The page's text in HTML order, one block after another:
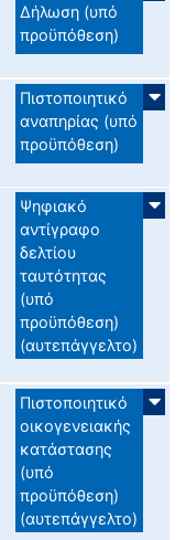
Δήλωση (υπό
προϋπόθεση)
Πιστοποιητικό
αναπηρίας (υπό
προϋπόθεση)
Ψηφιακό
αντίγραφο
δελτίου
ταυτότητας
(υπό
προϋπόθεση)
(αυτεπάγγελτο)
Πιστοποιητικό
οικογενειακής
κατάστασης
(υπό
προϋπόθεση)
(αυτεπάγγελτο)